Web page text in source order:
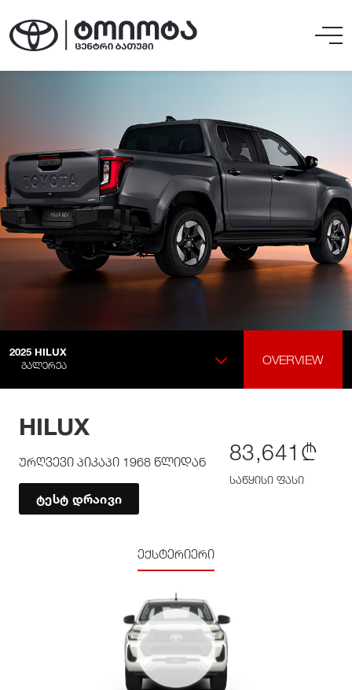
2025 HILUX
ᲒᲐᲚᲔᲠᲔᲐ
OVERVIEW
HILUX
ურღვევი პიკაპი 1968 წლიდან
ტესტ დრაივი
83,641₾
საწყისი ფასი
ექსტერიერი